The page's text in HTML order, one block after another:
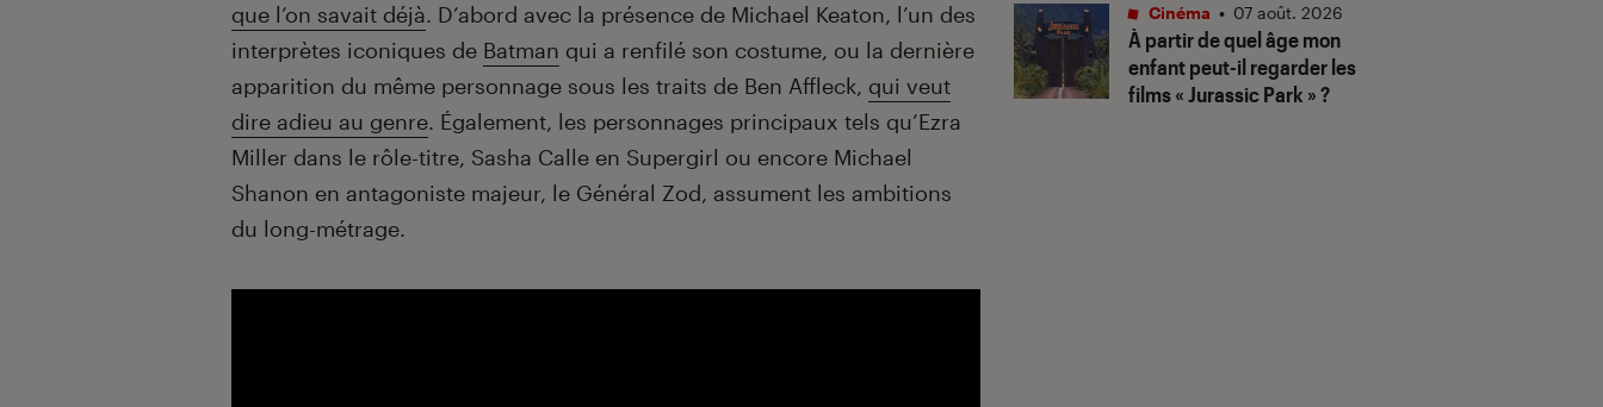
que l’on savait déjà. D’abord avec la présence de Michael Keaton, l’un des
interprètes iconiques de Batman qui a renfilé son costume, ou la dernière
apparition du même personnage sous les traits de Ben Affleck, qui veut
dire adieu au genre. Également, les personnages principaux tels qu’Ezra
Miller dans le rôle-titre, Sasha Calle en Supergirl ou encore Michael
Shanon en antagoniste majeur, le Général Zod, assument les ambitions
du long-métrage.
À partir de quel âge mon
enfant peut-il regarder les
films « Jurassic Park » ?
Cinéma • 07 août. 2026